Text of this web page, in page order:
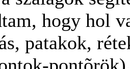
hogy hol
patakok,